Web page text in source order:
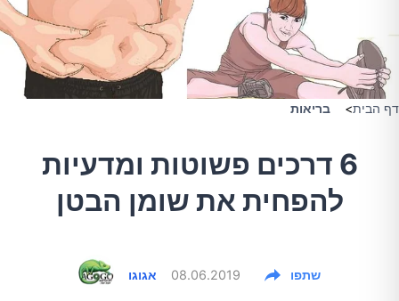
דף הבית> בריאות
6 דרכים פשוטות ומדעיות
להפחית את שומן הבטן
אגוגו 08.06.2019 שתפו